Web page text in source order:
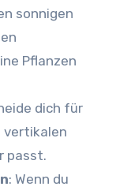
sonnigen
Pflanzen
dich für
vertikalen
passt.
: Wenn du